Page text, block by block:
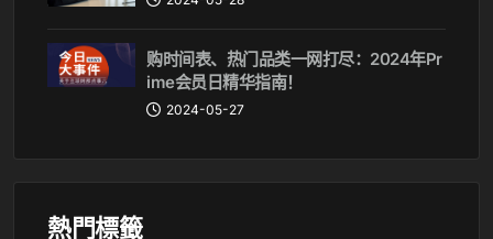
购时间表、热门品类一网打尽：2024年Pr
ime会员日精华指南！
2024-05-27
熱門標籤